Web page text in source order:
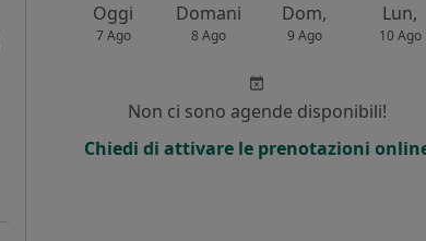
Oggi
7 Ago
Domani
8 Ago
Dom,
9 Ago
Lun,
10 Ago
Non ci sono agende disponibili!
Chiedi di attivare le prenotazioni